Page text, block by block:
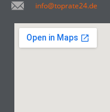
info@toprate24.de